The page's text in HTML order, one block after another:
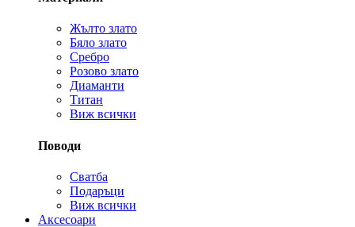
Жълто злато
Бяло злато
Сребро
Розово злато
Диаманти
Титан
Виж всички
Поводи
Сватба
Подаръци
Виж всички
Аксесоари